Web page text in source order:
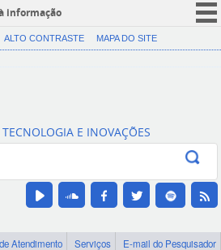
informação
CORONAVÍRUS (COVID-19)
Canais
ALTO CONTRASTE MAPA DO SITE
E INOVAÇÕES
Atendimento Serviços
E-mail do Pesquisador